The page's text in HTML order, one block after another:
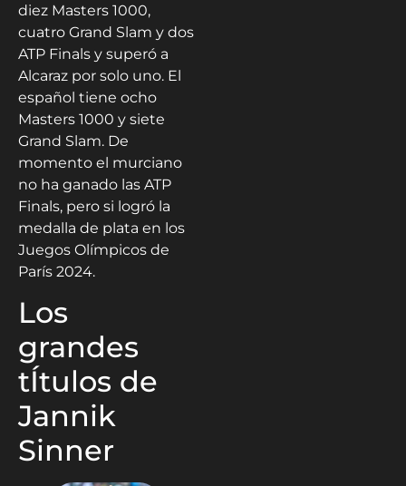
diez Masters 1000,
cuatro Grand Slam y dos
ATP Finals y superó a
Alcaraz por solo uno. El
español tiene ocho
Masters 1000 y siete
Grand Slam. De
momento el murciano
no ha ganado las ATP
Finals, pero si logró la
medalla de plata en los
Juegos Olímpicos de
París 2024.
Los
grandes
tÍtulos de
Jannik
Sinner